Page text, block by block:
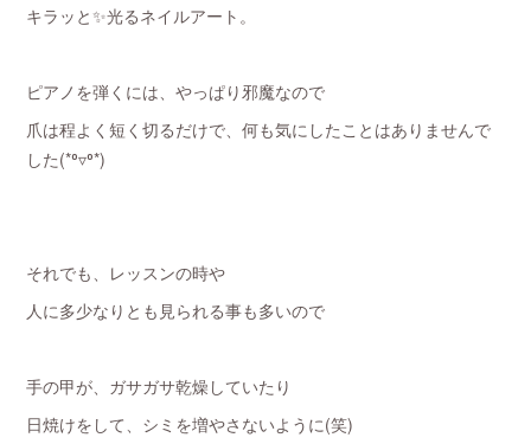
キラッと✨光るネイルアート。
ピアノを弾くには、やっぱり邪魔なので
爪は程よく短く切るだけで、何も気にしたことはありませんで
した(*⁰▿⁰*)
それでも、レッスンの時や
人に多少なりとも見られる事も多いので
手の甲が、ガサガサ乾燥していたり
日焼けをして、シミを増やさないように(笑)